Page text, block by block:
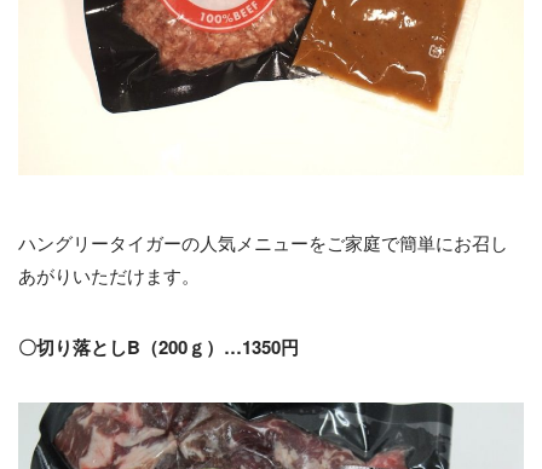
ハングリータイガーの人気メニューをご家庭で簡単にお召し
あがりいただけます。
〇切り落としB（200ｇ）…1350円